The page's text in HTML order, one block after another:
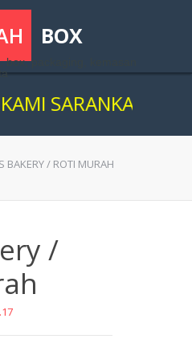
BOX
box, packaging, kemasan
SARANKAN ANDA
BAKERY / ROTI MURAH
/